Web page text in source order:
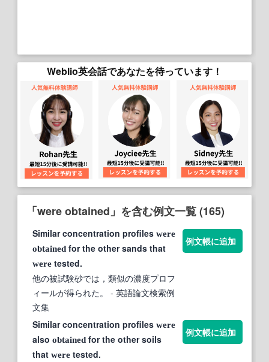
Weblio英会話であなたを待っています！
「were obtained」を含む例文一覧 (165)
Similar concentration profiles were
obtained for the other sands that
were tested.
他の被試験砂では，類似の濃度プロフ
ィールが得られた。
- 英語論文検索例
文集
例文帳に追加
Similar concentration profiles were
also obtained for the other soils
that were tested.
例文帳に追加